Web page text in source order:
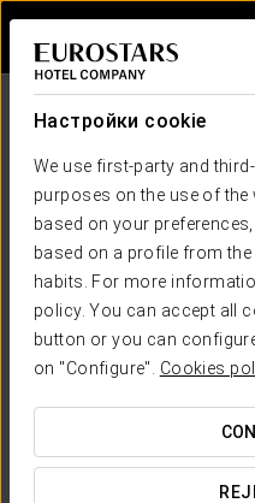
Настройки cookie
We use first-party and
purposes on the use of
based on your
based on a profile from
habits. For more
policy. You can accept all
button or you can
on "Configure". Cookies
ИНОЙ ВЗГЛЯД